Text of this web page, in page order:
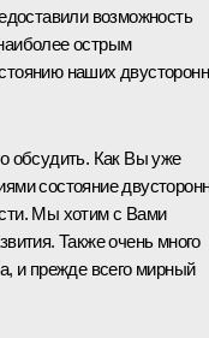
возможность
острым
наших
обсудить. Как Вы уже
состояние
Мы хотим с Вами
Также очень много
и прежде всего мирный